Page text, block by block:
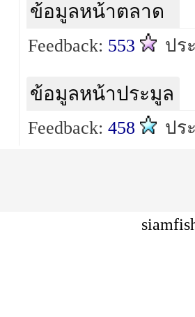
ข้อมูลหน้าตลาด
Feedback: 553 ปร
ข้อมูลหน้าประมูล
Feedback: 458 ปร